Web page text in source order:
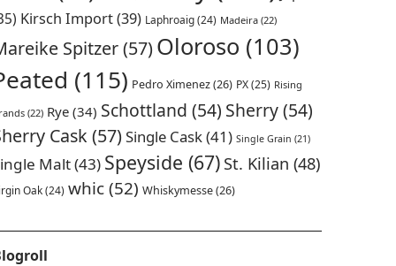
Kirsch Import(39) Laphroaig(24) Madeira(22)
Spitzer(57)Oloroso (103)
(115) Pedro Ximenez(26) PX(25) Rising
(22) Rye(34) Schottland (54) Sherry(54)
Cask (57)Single Cask(41) Single Grain (21)
Malt(43) Speyside (67) St. Kilian (48)
Oak(24) whic(52) Whiskymesse(26)